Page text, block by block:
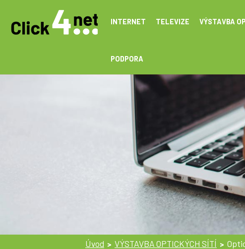
INTERNET TELEVIZE VÝSTAVBA
PODPORA
Úvod > VÝSTAVBA OPTICKÝCH SÍTÍ >